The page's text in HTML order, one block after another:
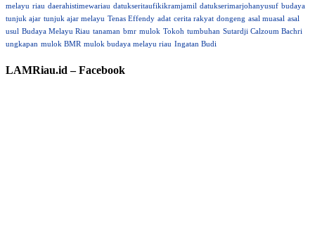
melayu riau daerahistimewariau datukseritaufikikramjamil datukserimarjohanyusuf budaya
tunjuk ajar tunjuk ajar melayu Tenas Effendy adat cerita rakyat dongeng asal muasal asal
usul Budaya Melayu Riau tanaman bmr mulok Tokoh tumbuhan Sutardji Calzoum Bachri
ungkapan mulok BMR mulok budaya melayu riau Ingatan Budi
LAMRiau.id – Facebook